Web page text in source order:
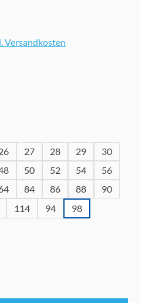
Versandkosten
27 28 29
30
50 52 54
56
84 86 88
90
114 94 98
Gib den gewünschten